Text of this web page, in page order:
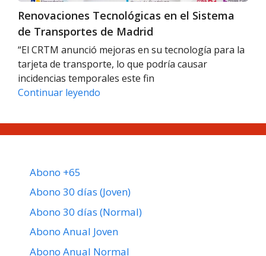
Renovaciones Tecnológicas en el Sistema
de Transportes de Madrid
“El CRTM anunció mejoras en su tecnología para la
tarjeta de transporte, lo que podría causar
incidencias temporales este fin
Continuar leyendo
en
el
de
Madrid
Abono +65
Abono 30 días (Joven)
Abono 30 días (Normal)
Abono Anual Joven
Abono Anual Normal